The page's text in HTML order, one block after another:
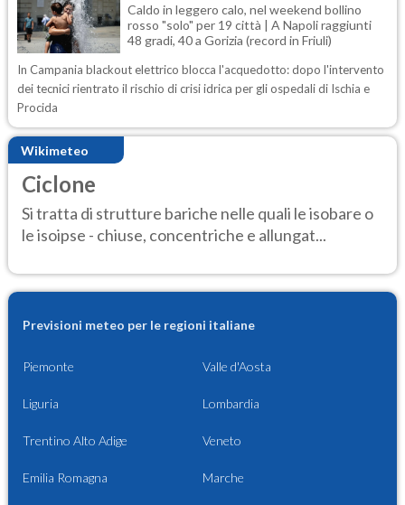
Caldo in leggero calo, nel weekend bollino
rosso "solo" per 19 città | A Napoli raggiunti
48 gradi, 40 a Gorizia (record in Friuli)
In Campania blackout elettrico blocca l'acquedotto: dopo l'intervento
dei tecnici rientrato il rischio di crisi idrica per gli ospedali di Ischia e
Procida
Wikimeteo
Ciclone
Si tratta di strutture bariche nelle quali le isobare o
le isoipse - chiuse, concentriche e allungat...
Previsioni meteo per le regioni italiane
Piemonte Valle d'Aosta
Liguria Lombardia
Trentino Alto Adige Veneto
Emilia Romagna Marche